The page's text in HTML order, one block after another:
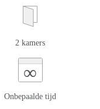
2 kamers
∞
Onbepaalde tijd